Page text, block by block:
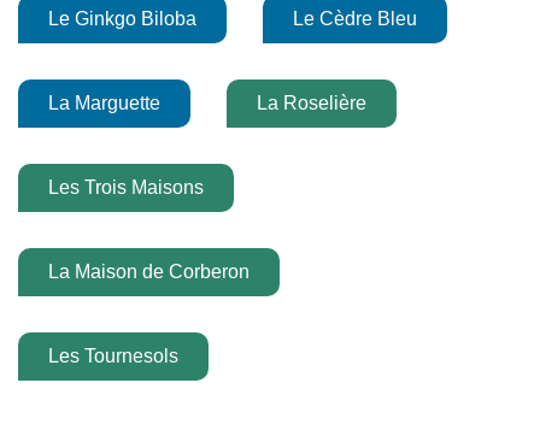
Le Ginkgo Biloba Le Cèdre Bleu
La Marguette La Roselière
Les Trois Maisons
La Maison de Corberon
Les Tournesols